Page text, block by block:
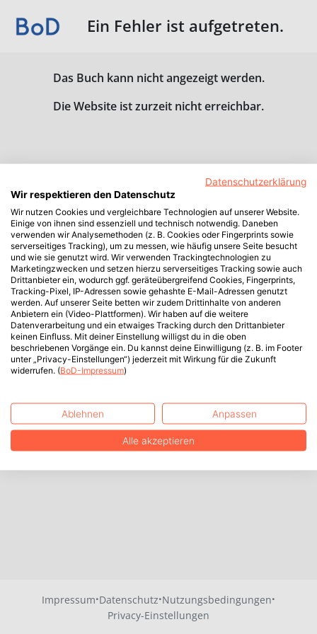
Ein Fehler ist aufgetreten.
Das Buch kann nicht angezeigt werden.
Die Website ist zurzeit nicht erreichbar.
Impressum·Datenschutz·Nutzungsbedingungen·
Privacy-Einstellungen
Datenschutzerklärung
Wir respektieren den Datenschutz
Wir nutzen Cookies und vergleichbare Technologien auf unserer Website.
Einige von ihnen sind essenziell und technisch notwendig. Daneben
verwenden wir Analysemethoden (z. B. Cookies oder Fingerprints sowie
serverseitiges Tracking), um zu messen, wie häufig unsere Seite besucht
und wie sie genutzt wird. Wir verwenden Trackingtechnologien zu
Marketingzwecken und setzen hierzu serverseitiges Tracking sowie auch
Drittanbieter ein, wodurch ggf. geräteübergreifend Cookies, Fingerprints,
Tracking-Pixel, IP-Adressen sowie gehashte E-Mail-Adressen genutzt
werden. Auf unserer Seite betten wir zudem Drittinhalte von anderen
Anbietern ein (Video-Plattformen). Wir haben auf die weitere
Datenverarbeitung und ein etwaiges Tracking durch den Drittanbieter
keinen Einfluss. Mit deiner Einstellung willigst du in die oben
beschriebenen Vorgänge ein. Du kannst deine Einwilligung (z. B. im Footer
unter „Privacy-Einstellungen“) jederzeit mit Wirkung für die Zukunft
widerrufen. (BoD-Impressum)
Ablehnen Anpassen
Alle akzeptieren